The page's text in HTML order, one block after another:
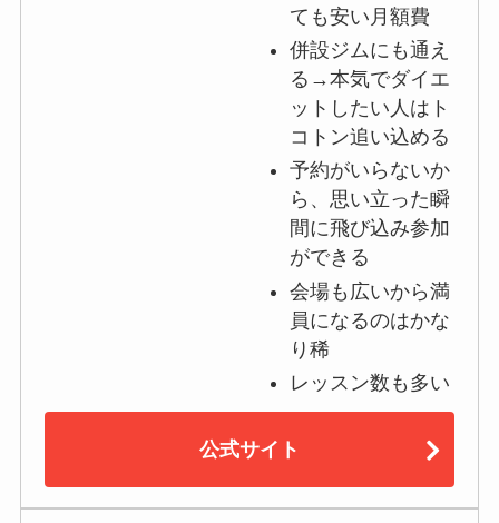
ても安い月額費
併設ジムにも通え
る→本気でダイエ
ットしたい人はト
コトン追い込める
予約がいらないか
ら、思い立った瞬
間に飛び込み参加
ができる
会場も広いから満
員になるのはかな
り稀
レッスン数も多い
公式サイト